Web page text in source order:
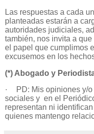
Las respuestas a cada
planteadas estarán a
autoridades judiciales,
también, nos invita a
el papel que cumplimos
excusemos en los
(*) Abogado y
·
PD: Mis opiniones y/
sociales y en el
representan ni
quienes mantengo